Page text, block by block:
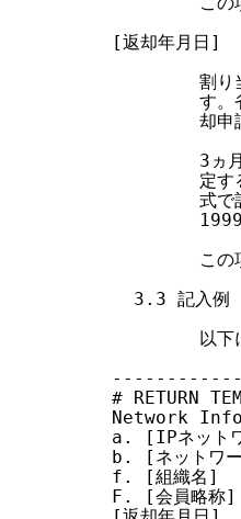
[返却年月日]
割り
す。
却申
3ヵ月
定す
式で
1999
この
  3.3 記入例
以下
# RETURN
Network
a. [IPネット
b. [ネット
f. [組織名]
F. [会員略